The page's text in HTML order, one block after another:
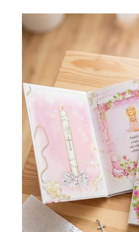
JAK NAKUPOVAT
KONTAKT
E-SHOP
PRO
Ječná 4 |
224